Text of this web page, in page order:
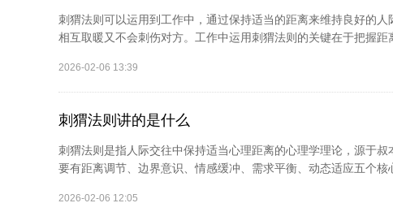
刺猬法则可以运用到工作中，通过保持适当的距离来维持良好的
相互取暖又不会刺伤对方。工作中运用刺猬法则的关键在于把握距
2026-02-06 13:39
刺猬法则讲的是什么
刺猬法则是指人际交往中保持适当心理距离的心理学理论，源于
要有距离调节、边界意识、情感缓冲、需求平衡、动态适应五个核
2026-02-06 12:05